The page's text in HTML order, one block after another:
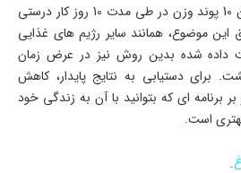
تلاش در جهت از دست دادن 10 پوند وزن در طی مدت 10 روز کار درستی
موضوع، همانند سایر رژیم ­های غذایی
داده شده بدین روش نیز در عرض زمان
برای دستیابی به نتایج پایدار، کاهش
برنامه ­ای که بتوانید با آن به زندگی خود
بهتری است.